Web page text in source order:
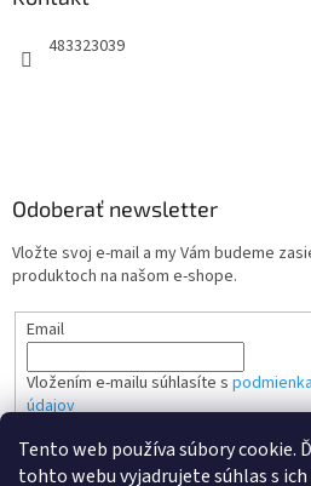
Tento web používa súbory cookie.
tohto webu vyjadrujete súhlas s
483323039
Odoberať newsletter
Vložte svoj e-mail a my Vám budeme
produktoch na našom e-shope.
Email
Vložením e-mailu súhlasíte s
údajov
PRIHLÁSIŤ SA